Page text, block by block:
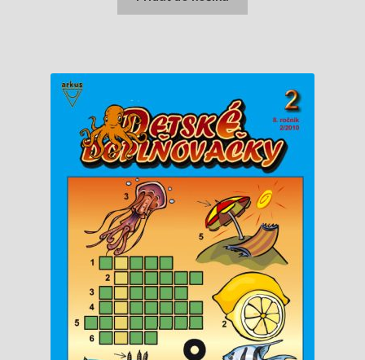
0,99 €. 0,94 €.